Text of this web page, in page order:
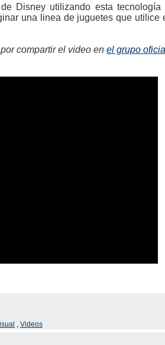
Disney utilizando esta
una linea de juguetes que
compartir el video en el grupo
, Videos